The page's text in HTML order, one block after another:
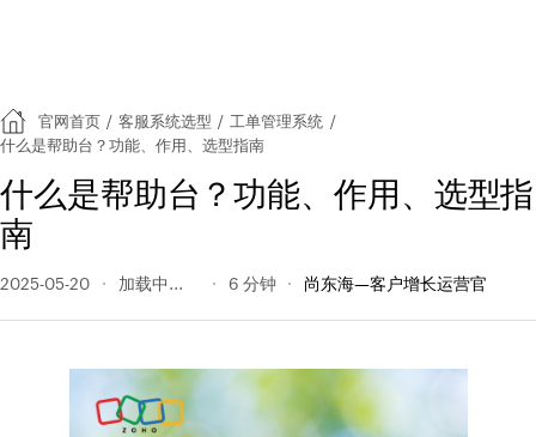
官网首页 / 客服系统选型 / 工单管理系统 /
什么是帮助台？功能、作用、选型指南
什么是帮助台？功能、作用、选型指
南
2025-05-20 163 阅读量 6 分钟 尚东海—客户增长运营官